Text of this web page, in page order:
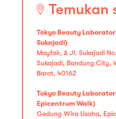
Temukan
Tokyo Beauty
Sukajadi)
Mayfair, A Jl. Sukajadi
Sukajadi, Bandung City,
Barat, 40162
Tokyo Beauty
Epicentrum Walk)
Gedung Wira Usaha,